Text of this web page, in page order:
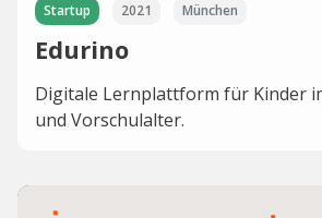
Startup 2021 München
Edurino
Digitale Lernplattform für Kinder
und Vorschulalter.